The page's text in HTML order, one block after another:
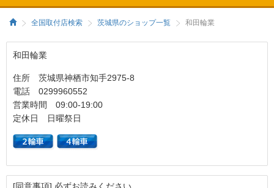
全国取付店検索 茨城県のショップ一覧 和田輪業
和田輪業
住所 茨城県神栖市知手2975-8
電話 0299960552
営業時間 09:00-19:00
定休日 日曜祭日